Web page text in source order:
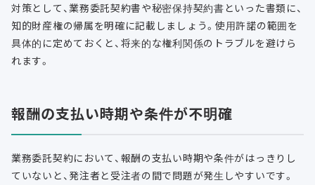
対策として、業務委託契約書や秘密保持契約書といった書類に、
知的財産権の帰属を明確に記載しましょう。使用許諾の範囲を
具体的に定めておくと、将来的な権利関係のトラブルを避けら
れます。
報酬の支払い時期や条件が不明確
業務委託契約において、報酬の支払い時期や条件がはっきりし
ていないと、発注者と受注者の間で問題が発生しやすいです。